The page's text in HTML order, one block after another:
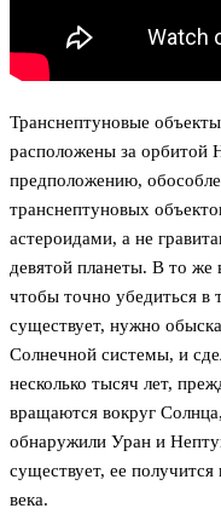
Транснептуновые
расположены за орбитой
предположению,
транснептуновых
астероидами, а не
девятой планеты. В то же
чтобы точно убедиться в
существует, нужно
Солнечной системы, и
несколько тысяч лет,
вращаются вокруг
обнаружили Уран и
существует, ее
века.